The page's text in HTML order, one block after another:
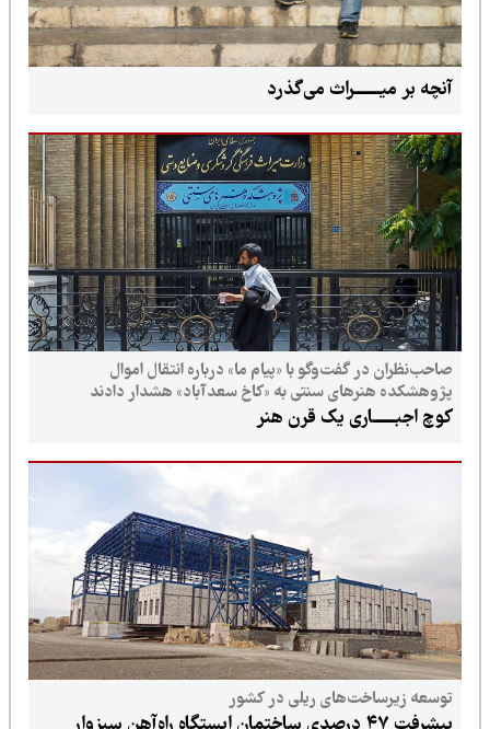
آنچه بر میــــــــراث می‌گذرد
صاحب‌نظران در گفت‌وگو با «پیام ما» درباره انتقال اموال
پژوهشکده هنرهای سنتی به «کاخ سعدآباد» هشدار دادند
کوچ اجبـــــــاری یک قرن هنر
توسعه زیرساخت‌های ریلی در کشور